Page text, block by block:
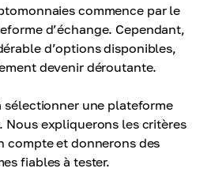
commence par le
d’échange. Cependant,
d’options disponibles,
devenir déroutante.
sélectionner une plateforme
Nous expliquerons les critères
compte et donnerons des
fiables à tester.